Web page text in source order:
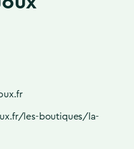
les-boutiques/la-